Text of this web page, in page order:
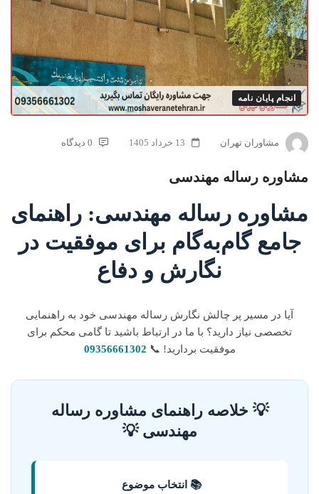
انجام پایان نامه
مشاوران تهران 13 خرداد 1405 0 دیدگاه
مشاوره رساله مهندسی
مشاوره رساله مهندسی: راهنمای
جامع گام‌به‌گام برای موفقیت در
نگارش و دفاع
آیا در مسیر پر چالش نگارش رساله مهندسی خود به راهنمایی
تخصصی نیاز دارید؟ با ما در ارتباط باشید تا گامی محکم برای
موفقیت بردارید! 📞 09356661302
💡 خلاصه راهنمای مشاوره رساله
مهندسی 💡
📚 انتخاب موضوع